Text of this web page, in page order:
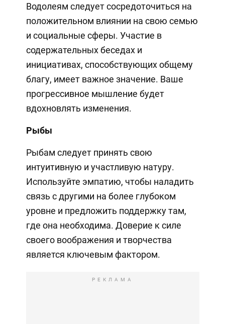
Водолеям следует сосредоточиться на
положительном влиянии на свою семью
и социальные сферы. Участие в
содержательных беседах и
инициативах, способствующих общему
благу, имеет важное значение. Ваше
прогрессивное мышление будет
вдохновлять изменения.
Рыбы
Рыбам следует принять свою
интуитивную и участливую натуру.
Используйте эмпатию, чтобы наладить
связь с другими на более глубоком
уровне и предложить поддержку там,
где она необходима. Доверие к силе
своего воображения и творчества
является ключевым фактором.
РЕКЛАМА